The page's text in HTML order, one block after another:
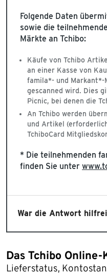
Folgende Daten
sowie die
Märkte an Tchibo:
Käufe von Tchibo
an einer Kasse von
famila*- und Markant*-
gescanned wird. Dies
Picnic, bei denen die
An Tchibo werden
und Artikel
TchiboCard
* Die teilnehmenden
finden Sie unter
War die Antwort
Das Tchibo Online-
Lieferstatus,